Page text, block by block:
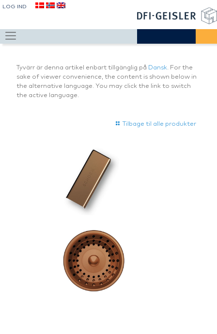
LOG IND
Tyvärr är denna artikel enbart tillgänglig på Dansk. For the
sake of viewer convenience, the content is shown below in
the alternative language. You may click the link to switch
the active language.
Tilbage til alle produkter